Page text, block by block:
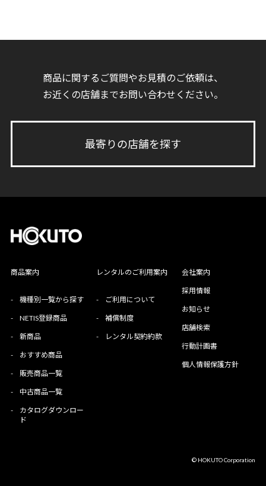
商品に関するご質問やお見積のご依頼は、
お近くの店舗までお問い合わせください。
最寄りの店舗を探す
商品案内
- 機種別一覧から探す
- NETIS登録商品
- 新商品
- おすすめ商品
- 販売商品一覧
- 中古商品一覧
-
カタログダウンロー
ド
レンタルのご利用案内
- ご利用について
- 補償制度
- レンタル契約約款
会社案内
採用情報
お知らせ
店舗検索
行動計画書
個人情報保護方針
© HOKUTO Corporation